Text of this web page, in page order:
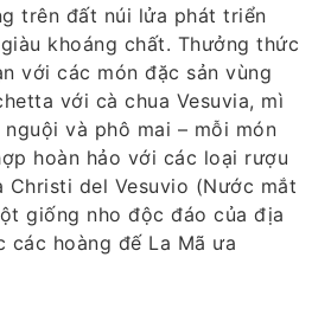
trên đất núi lửa phát triển
khoáng chất. Thưởng thức
với các món đặc sản vùng
với cà chua Vesuvia, mì
và phô mai – mỗi món
hoàn hảo với các loại rượu
Christi del Vesuvio (Nước mắt
giống nho độc đáo của địa
các hoàng đế La Mã ưa